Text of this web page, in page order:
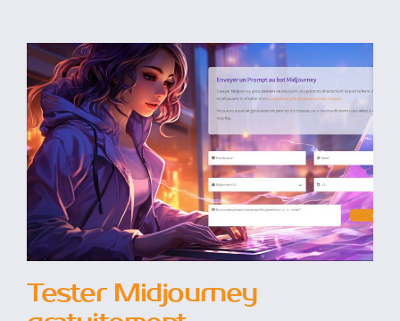
Tester Midjourney
gratuitement
Tester Midjourney